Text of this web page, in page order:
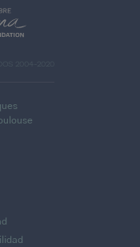
2004-2020